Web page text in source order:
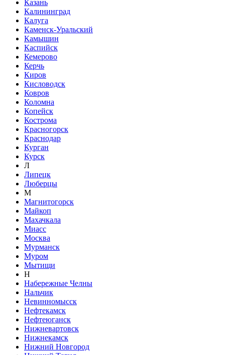
Казань
Калининград
Калуга
Каменск-Уральский
Камышин
Каспийск
Кемерово
Керчь
Киров
Кисловодск
Ковров
Коломна
Копейск
Кострома
Красногорск
Краснодар
Курган
Курск
Л
Липецк
Люберцы
М
Магнитогорск
Майкоп
Махачкала
Миасс
Москва
Мурманск
Муром
Мытищи
Н
Набережные Челны
Нальчик
Невинномысск
Нефтекамск
Нефтеюганск
Нижневартовск
Нижнекамск
Нижний Новгород